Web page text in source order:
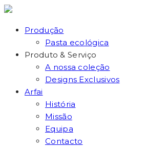
Produção
Pasta ecológica
Produto & Serviço
A nossa coleção
Designs Exclusivos
Arfai
História
Missão
Equipa
Contacto